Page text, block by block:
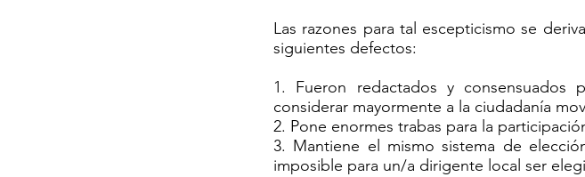
Las razones para tal escepticismo se
siguientes defectos:
1. Fueron redactados y
considerar mayormente a la ciudadanía
2. Pone enormes trabas para la
3. Mantiene el mismo sistema de
imposible para un/a dirigente local ser